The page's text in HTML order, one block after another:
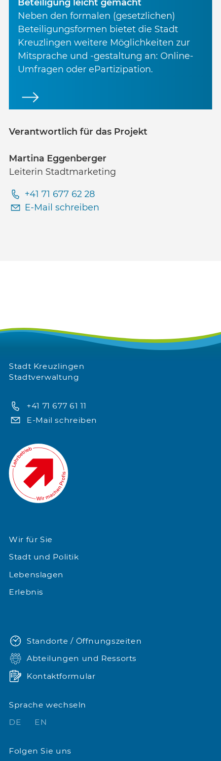
Beteiligung leicht gemacht
Neben den formalen (gesetzlichen)
Beteiligungsformen bietet die Stadt
Kreuzlingen weitere Möglichkeiten zur
Mitsprache und -gestaltung an: Online-
Umfragen oder ePartizipation.
Verantwortlich für das Projekt
Martina Eggenberger
Leiterin Stadtmarketing
+41 71 677 62 28
E-Mail schreiben
Stadt Kreuzlingen
Stadtverwaltung
+41 71 677 61 11
E-Mail schreiben
Wir für Sie
Stadt und Politik
Lebenslagen
Erlebnis
Standorte / Öffnungszeiten
Abteilungen und Ressorts
Kontaktformular
Sprache wechseln
DE
EN
Folgen Sie uns